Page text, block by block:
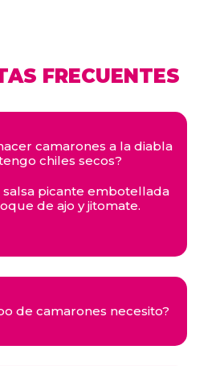
FRECUENTES
camarones a la diabla
chiles secos?
salsa picante embotellada
de ajo y jitomate.
de camarones necesito?